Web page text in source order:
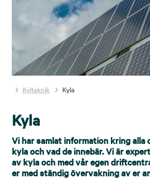
Kylteknik Kyla
Kyla
Vi har samlat information kring alla
kyla och vad de innebär. Vi är
av kyla och med vår egen
er med ständig övervakning av er